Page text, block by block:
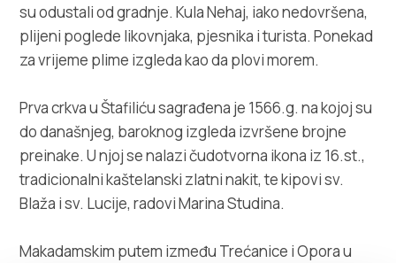
su odustali od gradnje. Kula Nehaj, iako nedovršena,
plijeni poglede likovnjaka, pjesnika i turista. Ponekad
za vrijeme plime izgleda kao da plovi morem.
Prva crkva u Štafiliću sagrađena je 1566.g. na kojoj su
do današnjeg, baroknog izgleda izvršene brojne
preinake. U njoj se nalazi čudotvorna ikona iz 16.st.,
tradicionalni kaštelanski zlatni nakit, te kipovi sv.
Blaža i sv. Lucije, radovi Marina Studina.
Makadamskim putem između Trećanice i Opora u